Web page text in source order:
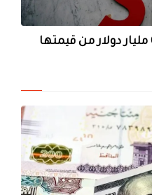
"إس كيه هاينكس" تفقد 600 مليار دولار من قيمتها